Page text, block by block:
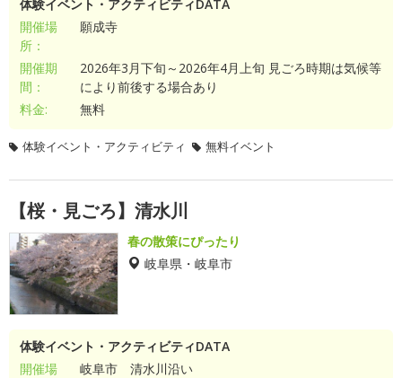
体験イベント・アクティビティDATA
開催場
所：
願成寺
開催期
間：
2026年3月下旬～2026年4月上旬 見ごろ時期は気候等
により前後する場合あり
料金:
無料
体験イベント・アクティビティ 無料イベント
【桜・見ごろ】清水川
春の散策にぴったり
岐阜県・岐阜市
体験イベント・アクティビティDATA
開催場
岐阜市 清水川沿い